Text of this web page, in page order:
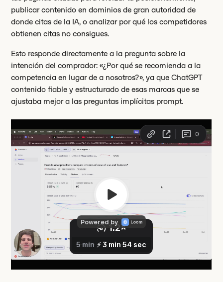
publicar contenido en dominios de gran autoridad de
donde citas de la IA, o analizar por qué los competidores
obtienen citas no consigues.
Esto responde directamente a la pregunta sobre la
intención del comprador: «¿Por qué se recomienda a la
competencia en lugar de a nosotros?», ya que ChatGPT
contenido fiable y estructurado de esas marcas que se
ajustaba mejor a las preguntas implícitas prompt.